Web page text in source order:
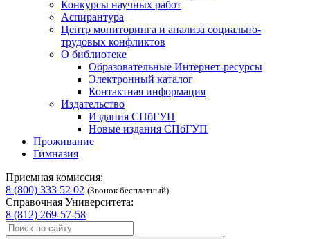
Конкурсы научных работ
Аспирантура
Центр мониторинга и анализа социально-
трудовых конфликтов
О библиотеке
Образовательные Интернет-ресурсы
Электронный каталог
Контактная информация
Издательство
Издания СПбГУП
Новые издания СПбГУП
Проживание
Гимназия
Приемная комиссия:
8 (800) 333 52 02 (Звонок бесплатный)
Справочная Университета:
8 (812) 269-57-58